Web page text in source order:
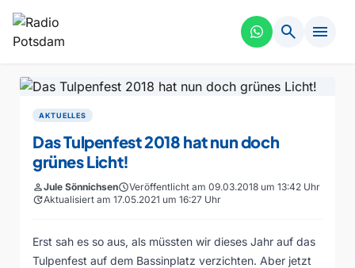
search menu
AKTUELLES
Das Tulpenfest 2018 hat nun doch
grünes Licht!
personJule SönnichsenscheduleVeröffentlicht am 09.03.2018 um 13:42 Uhr
updateAktualisiert am 17.05.2021 um 16:27 Uhr
Erst sah es so aus, als müssten wir dieses Jahr auf das
Tulpenfest auf dem Bassinplatz verzichten. Aber jetzt